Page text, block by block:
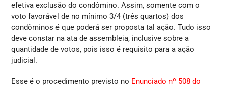
efetiva exclusão do condômino. Assim, somente com o
voto favorável de no mínimo 3/4 (três quartos) dos
condôminos é que poderá ser proposta tal ação. Tudo isso
deve constar na ata de assembleia, inclusive sobre a
quantidade de votos, pois isso é requisito para a ação
judicial.
Esse é o procedimento previsto no Enunciado nº 508 do